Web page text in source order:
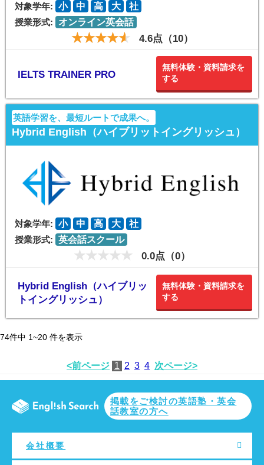
対象学年: 小 中 高 大
社
授業形式:
オンライン英会話
4.6点（10）
IELTS TRAINER PRO
無料体験・資料請求を
する
英語学習を、最短ルートで成果へ。
Hybrid English（ハイブリットイングリッシュ）
対象学年: 小 中 高 大
社
授業形式: 英会話スクール
0.0点（0）
Hybrid English（ハイブリッ
トイングリッシュ）
無料体験・資料請求を
する
74件中 1~20 件を表示
<前ページ 1 2 3 4 次ページ>
掲載をご検討の英語塾・英会
話教室の方へ
会社概要